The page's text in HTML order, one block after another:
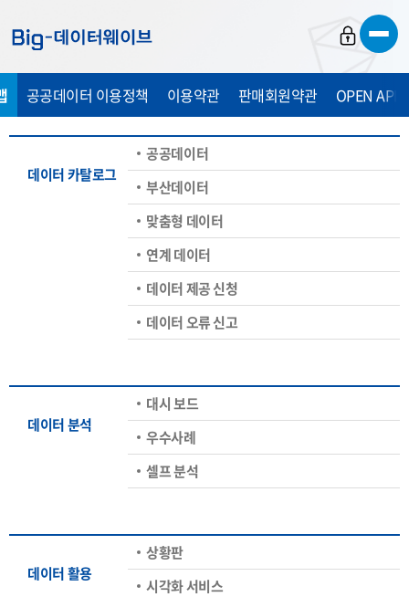
가
기
가
기
가
기
공공데이터 이용정책 이용약관 판매회원약관 OPEN API
데이터 카탈로그
공공데이터
부산데이터
맞춤형 데이터
연계 데이터
데이터 제공 신청
데이터 오류 신고
데이터 분석
대시 보드
우수사례
셀프 분석
데이터 활용
상황판
시각화 서비스